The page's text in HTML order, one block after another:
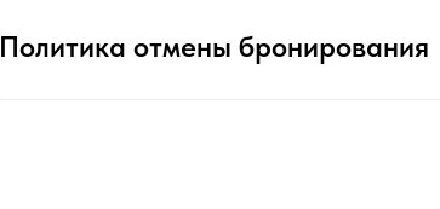
Политика отмены бронирования